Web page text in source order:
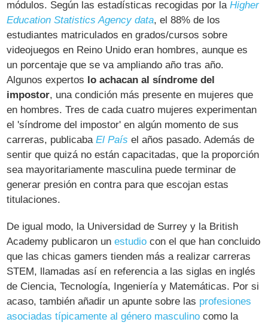
módulos. Según las estadísticas recogidas por laHigher
Education Statistics Agency data, el 88% de los
estudiantes matriculados en grados/cursos sobre
videojuegos en Reino Unido eran hombres, aunque es
un porcentaje que se va ampliando año tras año.
Algunos expertos lo achacan al síndrome del
impostor, una condición más presente en mujeres que
en hombres. Tres de cada cuatro mujeres experimentan
el 'síndrome del impostor' en algún momento de sus
carreras, publicabaEl País el años pasado. Además de
sentir que quizá no están capacitadas, que la proporción
sea mayoritariamente masculina puede terminar de
generar presión en contra para que escojan estas
titulaciones.
De igual modo, la Universidad de Surrey y la British
Academy publicaron unestudio con el que han concluido
que las chicas gamers tienden más a realizar carreras
STEM, llamadas así en referencia a las siglas en inglés
de Ciencia, Tecnología, Ingeniería y Matemáticas. Por si
acaso, también añadir un apunte sobre las profesiones
asociadas típicamente al género masculino como la